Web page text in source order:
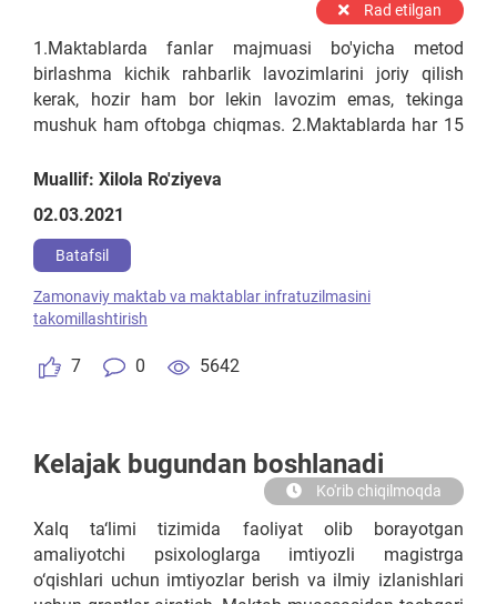
Rad etilgan
1.Maktablarda fanlar majmuasi bo'yicha metod
birlashma kichik rahbarlik lavozimlarini joriy qilish
kerak, hozir ham bor lekin lavozim emas, tekinga
mushuk ham oftobga chiqmas. 2.Maktablarda har 15
etish. 3.Vazirlikdan tasdiqlanayitgan Nizomlarni Xalq
xududga mos yo'riqnomalarini tasdiqlashi kerak
(to'g'ridan to'g'ri Respublika bo'yicha chiqarilgan nizom
atrim xududlarga kelib ko'pgina savollar muammolar
to'g'ilishiga sabab ham bo'ladi) 4.Qoloq va "quloqsiz"
o'quvchilarni zamonaviy jazolash usullarini joriy qilish
kerak.
Muallif: Xilola Ro'ziyeva
02.03.2021
Batafsil
7 0 5642
Zamonaviy maktab va maktablar infratuzilmasini
takomillashtirish
Kelajak bugundan boshlanadi
Ko'rib chiqilmoqda
Xalq ta‘limi tizimida faoliyat olib borayotgan
amaliyotchi psixologlarga imtiyozli magistrga
o‘qishlari uchun imtiyozlar berish va ilmiy izlanishlari